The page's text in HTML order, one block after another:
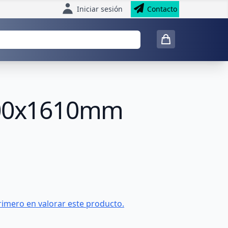
Iniciar sesión Contacto
en valorar este producto.